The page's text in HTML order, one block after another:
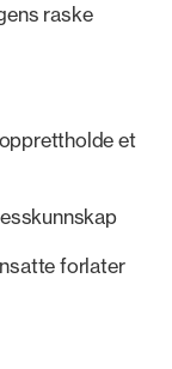
raske
et
forlater